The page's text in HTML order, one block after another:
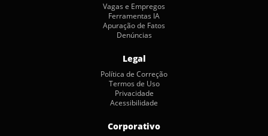
Vagas e Empregos
Ferramentas IA
Apuração de Fatos
Denúncias
Legal
Política de Correção
Termos de Uso
Privacidade
Acessibilidade
Corporativo